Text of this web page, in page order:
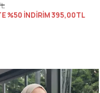
%50 İNDİRİM395,00TL